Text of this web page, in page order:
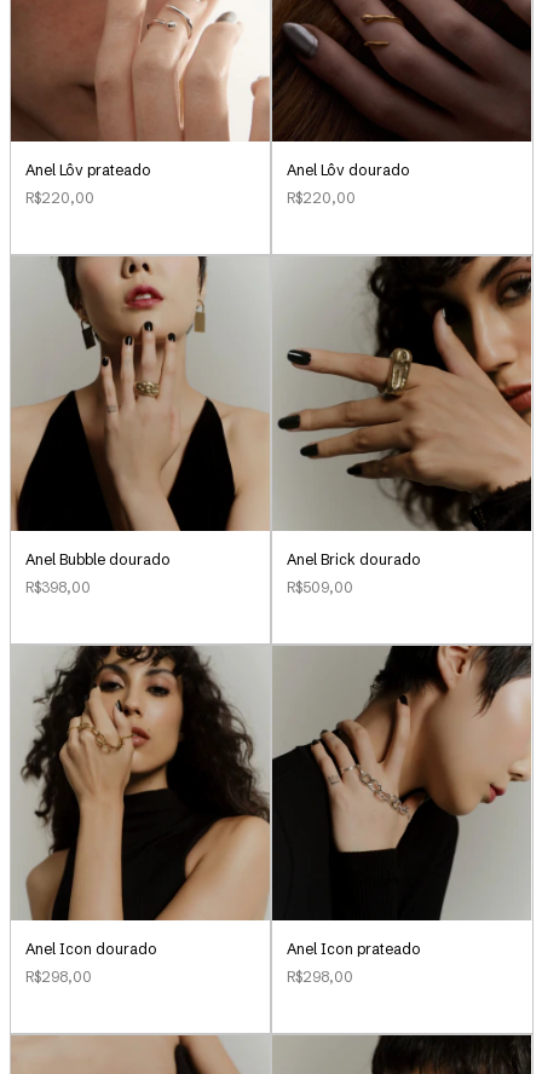
Anel Lôv prateado
R$220,00
Anel Lôv dourado
R$220,00
Anel Bubble dourado
R$398,00
Anel Brick dourado
R$509,00
Anel Icon dourado
R$298,00
Anel Icon prateado
R$298,00